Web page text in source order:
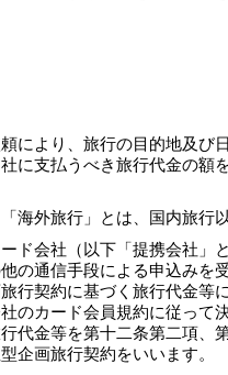
により、旅行の目的地及び
に支払うべき旅行代金の額
海外旅行」とは、国内旅行
ド会社（以下「提携会社」
の通信手段による申込みを
行契約に基づく旅行代金等
のカード会員規約に従って
代金等を第十二条第二項、
企画旅行契約をいいます。